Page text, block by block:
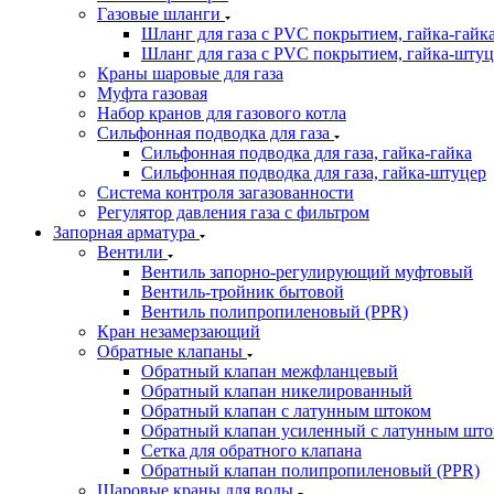
Газовые шланги
Шланг для газа с PVC покрытием, гайка-гайка
Шланг для газа с PVC покрытием, гайка-
Краны шаровые для газа
Муфта газовая
Набор кранов для газового котла
Сильфонная подводка для газа
Сильфонная подводка для газа, гайка-гайка
Сильфонная подводка для газа, гайка-штуцер
Система контроля загазованности
Регулятор давления газа с фильтром
Запорная арматура
Вентили
Вентиль запорно-регулирующий муфтовый
Вентиль-тройник бытовой
Вентиль полипропиленовый (PPR)
Кран незамерзающий
Обратные клапаны
Обратный клапан межфланцевый
Обратный клапан никелированный
Обратный клапан с латунным штоком
Обратный клапан усиленный с латунным
Сетка для обратного клапана
Обратный клапан полипропиленовый (PPR)
Шаровые краны для воды